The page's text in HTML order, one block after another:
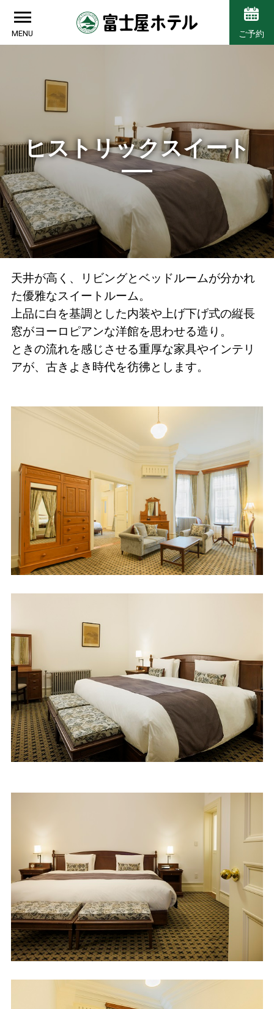
MENU ご予約
ヒストリックスイート
天井が高く、リビングとベッドルームが分かれ
た優雅なスイートルーム。
上品に白を基調とした内装や上げ下げ式の縦長
窓がヨーロピアンな洋館を思わせる造り。
ときの流れを感じさせる重厚な家具やインテリ
アが、古きよき時代を彷彿とします。